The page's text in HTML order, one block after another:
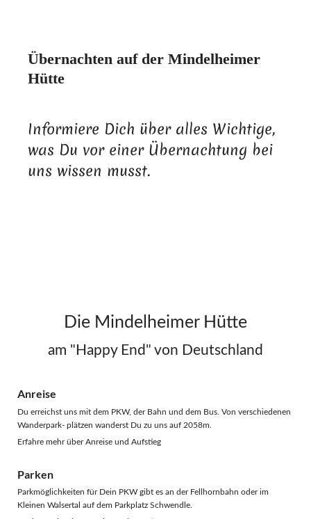
Übernachten auf der Mindelheimer
Hütte
Informiere Dich über alles Wichtige,
was Du vor einer Übernachtung bei
uns wissen musst.
Die Mindelheimer Hütte
am "Happy End" von Deutschland
Anreise
Du erreichst uns mit dem PKW, der Bahn und dem Bus. Von verschiedenen
Wanderpark- plätzen wanderst Du zu uns auf 2058m.
Erfahre mehr über Anreise und Aufstieg
Parken
Parkmöglichkeiten für Dein PKW gibt es an der Fellhornbahn oder im
Kleinen Walsertal auf dem Parkplatz Schwendle.